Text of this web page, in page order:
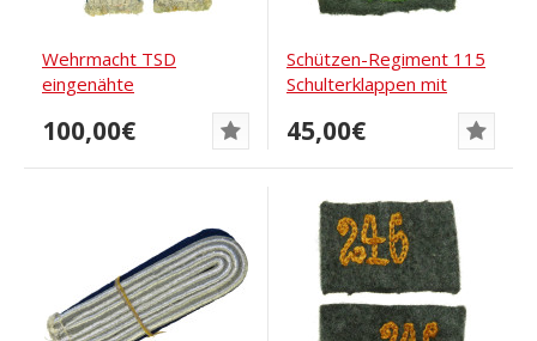
Wehrmacht TSD
eingenähte
Offizier.
100,00€
Schützen-Regiment 115
Schulterklappen mit
45,00€